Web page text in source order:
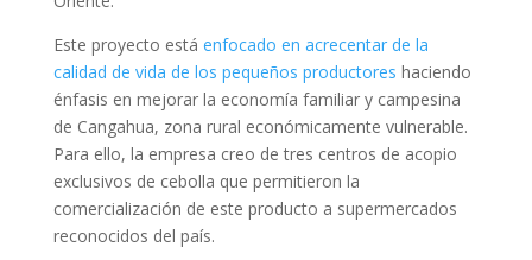
Este proyecto está enfocado en acrecentar de la
calidad de vida de los pequeños productores haciendo
énfasis en mejorar la economía familiar y campesina
de Cangahua, zona rural económicamente vulnerable.
Para ello, la empresa creo de tres centros de acopio
exclusivos de cebolla que permitieron la
comercialización de este producto a supermercados
reconocidos del país.